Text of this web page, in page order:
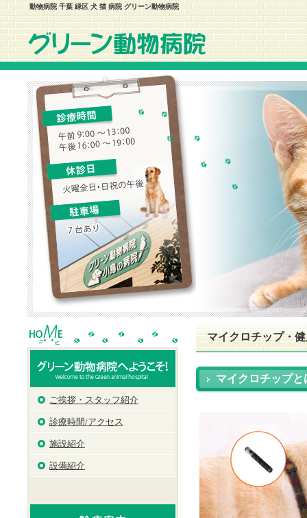
動物病院 千葉 緑区 犬 猫 病院 グリーン動物病院
ご挨拶・スタッフ紹介
診療時間/アクセス
施設紹介
設備紹介
マイクロチップ・健
マイクロチップと